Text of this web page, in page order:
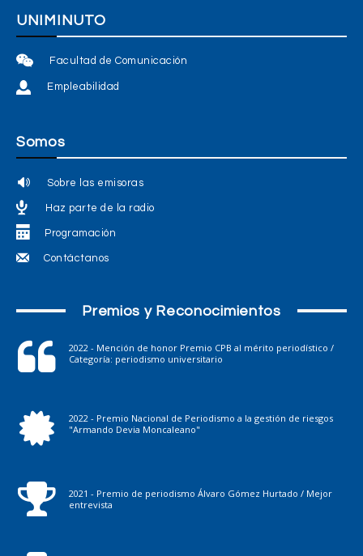
UNIMINUTO
Facultad de Comunicación
Empleabilidad
Somos
Sobre las emisoras
Haz parte de la radio
Programación
Contáctanos
Premios y Reconocimientos
2022 - Mención de honor Premio CPB al mérito periodístico /
Categoría: periodismo universitario
2022 - Premio Nacional de Periodismo a la gestión de riesgos
"Armando Devia Moncaleano"
2021 - Premio de periodismo Álvaro Gómez Hurtado / Mejor
entrevista